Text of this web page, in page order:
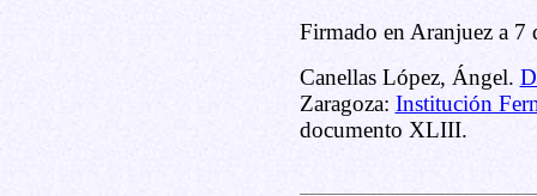
Firmado en Aranjuez a 7
Canellas López, Ángel.
Zaragoza: Institución
documento XLIII.